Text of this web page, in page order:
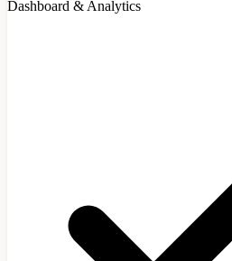
Dashboard & Analytics